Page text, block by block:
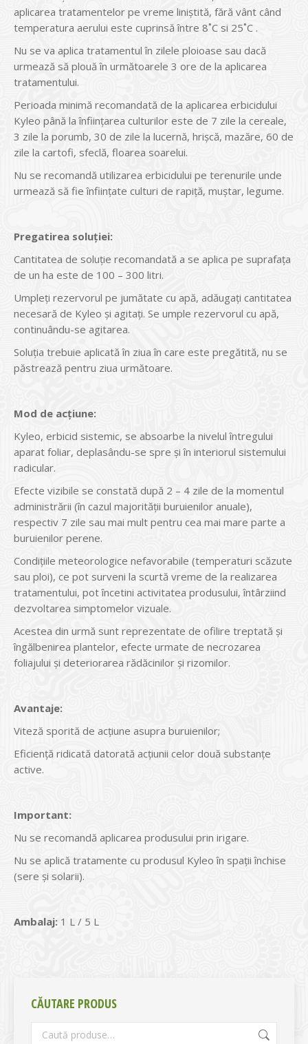
aplicarea tratamentelor pe vreme liniştită, fără vânt când
temperatura aerului este cuprinsă între 8˚C si 25˚C .
Nu se va aplica tratamentul în zilele ploioase sau dacă
urmează să plouă în următoarele 3 ore de la aplicarea
tratamentului.
Perioada minimă recomandată de la aplicarea erbicidului
Kyleo până la înfiinţarea culturilor este de 7 zile la cereale,
3 zile la porumb, 30 de zile la lucernă, hrişcă, mazăre, 60 de
zile la cartofi, sfeclă, floarea soarelui.
Nu se recomandă utilizarea erbicidului pe terenurile unde
urmează să fie înfiinţate culturi de rapiţă, muştar, legume.
Pregatirea soluţiei:
Cantitatea de soluţie recomandată a se aplica pe suprafaţa
de un ha este de 100 – 300 litri.
Umpleţi rezervorul pe jumătate cu apă, adăugaţi cantitatea
necesară de Kyleo şi agitaţi. Se umple rezervorul cu apă,
continuându-se agitarea.
Soluţia trebuie aplicată în ziua în care este pregătită, nu se
păstrează pentru ziua următoare.
Mod de acţiune:
Kyleo, erbicid sistemic, se absoarbe la nivelul întregului
aparat foliar, deplasându-se spre şi în interiorul sistemului
radicular.
Efecte vizibile se constată după 2 – 4 zile de la momentul
administrării (în cazul majorităţii buruienilor anuale),
respectiv 7 zile sau mai mult pentru cea mai mare parte a
buruienilor perene.
Condiţiile meteorologice nefavorabile (temperaturi scăzute
sau ploi), ce pot surveni la scurtă vreme de la realizarea
tratamentului, pot încetini activitatea produsului, întârziind
dezvoltarea simptomelor vizuale.
Acestea din urmă sunt reprezentate de ofilire treptată şi
îngălbenirea plantelor, efecte urmate de necrozarea
foliajului şi deteriorarea rădăcinilor şi rizomilor.
Avantaje:
Viteză sporită de acțiune asupra buruienilor;
Eficiență ridicată datorată acțiunii celor două substanțe
active.
Important:
Nu se recomandă aplicarea produsului prin irigare.
Nu se aplică tratamente cu produsul Kyleo în spații închise
(sere și solarii).
Ambalaj: 1 L / 5 L
CĂUTARE PRODUS